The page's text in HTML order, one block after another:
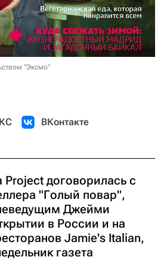
"Эксмо"
ВКонтакте
договорилась с
"Голый повар",
Джейми
в России и на
Jamie's Italian,
газета